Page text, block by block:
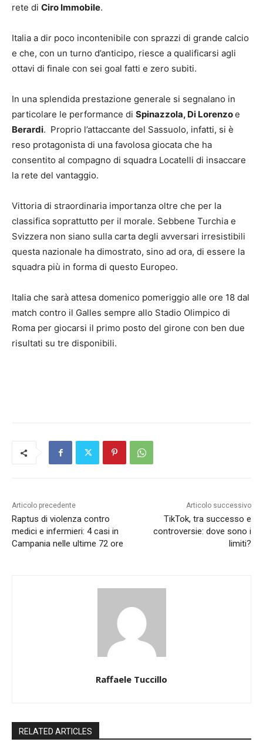
rete di Ciro Immobile.
Italia a dir poco incontenibile con sprazzi di grande calcio
e che, con un turno d’anticipo, riesce a qualificarsi agli
ottavi di finale con sei goal fatti e zero subiti.
In una splendida prestazione generale si segnalano in
particolare le performance di Spinazzola, Di Lorenzoe
Berardi. Proprio l’attaccante del Sassuolo, infatti, si è
reso protagonista di una favolosa giocata che ha
consentito al compagno di squadra Locatelli di insaccare
la rete del vantaggio.
Vittoria di straordinaria importanza oltre che per la
classifica soprattutto per il morale. Sebbene Turchia e
Svizzera non siano sulla carta degli avversari irresistibili
questa nazionale ha dimostrato, sino ad ora, di essere la
squadra più in forma di questo Europeo.
Italia che sarà attesa domenico pomeriggio alle ore 18 dal
match contro il Galles sempre allo Stadio Olimpico di
Roma per giocarsi il primo posto del girone con ben due
risultati su tre disponibili.
Articolo precedente
Raptus di violenza contro
medici e infermieri: 4 casi in
Campania nelle ultime 72 ore
Articolo successivo
TikTok, tra successo e
controversie: dove sono i
limiti?
Raffaele Tuccillo
RELATED ARTICLES